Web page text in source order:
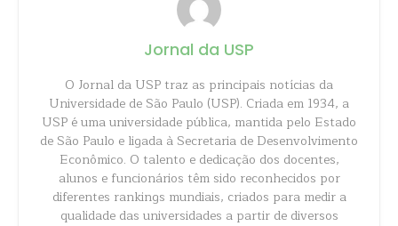
Jornal da USP
O Jornal da USP traz as principais notícias da
Universidade de São Paulo (USP). Criada em 1934, a
USP é uma universidade pública, mantida pelo Estado
de São Paulo e ligada à Secretaria de Desenvolvimento
Econômico. O talento e dedicação dos docentes,
alunos e funcionários têm sido reconhecidos por
diferentes rankings mundiais, criados para medir a
qualidade das universidades a partir de diversos